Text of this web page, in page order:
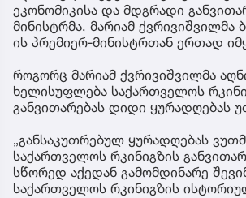
ეკონომიკისა და მდგრადი
მინისტრმა, მარიამ ქვრივიშვილმა
ის პრემიერ-მინისტრთან ერთად
როგორც მარიამ ქვრივიშვილმა
ხელისუფლება საქართველოს
განვითარებას დიდი ყურადღებას
„განსაკუთრებულ ყურადღებას
საქართველოს რკინიგზის
სწორედ აქედან გამომდინარე
საქართველოს რკინიგზის